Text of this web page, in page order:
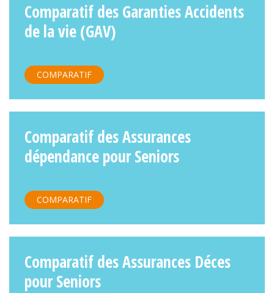
Comparatif des Garanties Accidents
de la vie (GAV)
COMPARATIF
Comparatif des Assurances
dépendance pour Seniors
COMPARATIF
Comparatif des Assurances Déces
pour Seniors